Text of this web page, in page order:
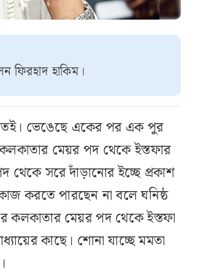
ফিরহাদ হাকিম।
ভেঙেছে একের পর এক পুর
মেয়র পদ থেকে ইস্তফার
থেকে সরে দাঁড়ানোর ইচ্ছে প্রকাশ
করতে পারছেন না বলে ঘনিষ্ঠ
কলকাতার মেয়র পদ থেকে ইস্তফা
কাছে। শোনা যাচ্ছে মমতা